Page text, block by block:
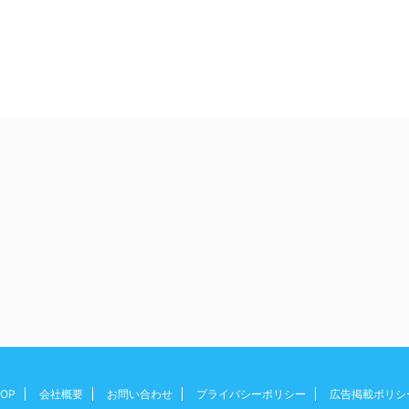
会社概要 お問い合わせ プライバシーポリシー 広告掲載ポリシ